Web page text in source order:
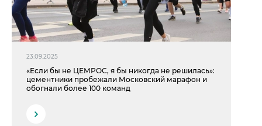
23.09.2025
«Если бы не ЦЕМРОС, я бы никогда не решилась»:
цементники пробежали Московский марафон и
обогнали более 100 команд